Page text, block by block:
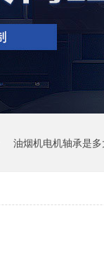
油烟机电机轴承是